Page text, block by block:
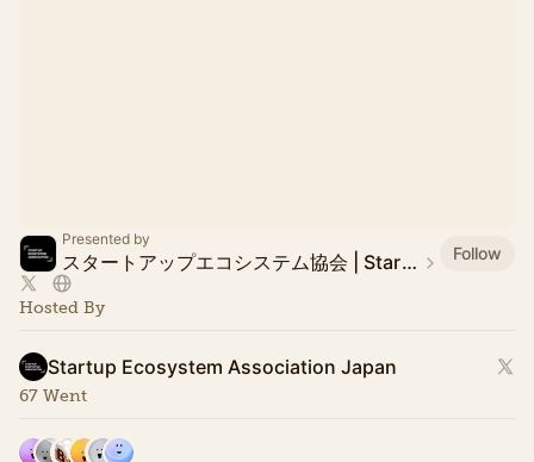
Presented by
​​スタートアップエコシステム協会 | Startup Ecosystem Association Japan Follow
Hosted By
Startup Ecosystem Association Japan
67 Went